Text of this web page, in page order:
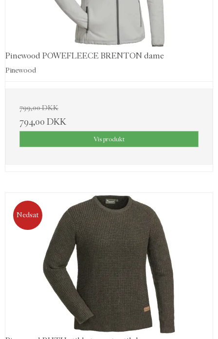
Pinewood POWEFLEECE BRENTON dame
Pinewood
799,00 DKK
794,00 DKK
Vis produkt
Nedsat